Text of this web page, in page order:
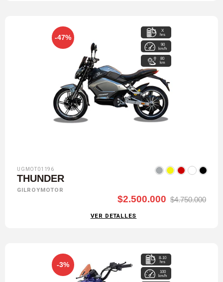
-47%
X
hrs
90
km/h
80
km
UGMOT01196
THUNDER
GILROYMOTOR
$2.500.000 $4.750.000
VER DETALLES
-3%
8-10
hrs
100
km/h